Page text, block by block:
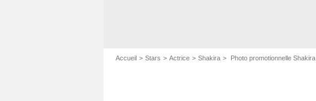
Accueil Stars Actrice Shakira Photo promotionnelle Shakira